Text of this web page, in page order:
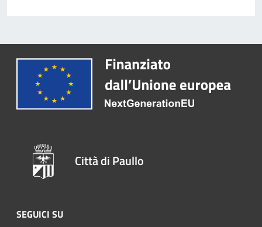
Città di Paullo
SEGUICI SU